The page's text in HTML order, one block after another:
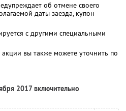
об отмене своего
даты заезда, купон
с другими специальными
вы также можете уточнить по
2017 включительно